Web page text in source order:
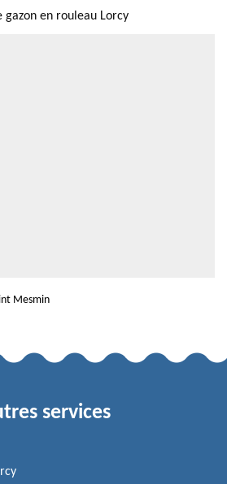
gazon en rouleau Lorcy
Mesmin
services